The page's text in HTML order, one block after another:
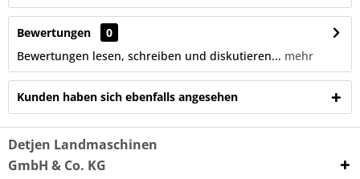
Bewertungen
0
Bewertungen lesen, schreiben und diskutieren... mehr
Kunden haben sich ebenfalls angesehen
Detjen Landmaschinen
GmbH & Co. KG